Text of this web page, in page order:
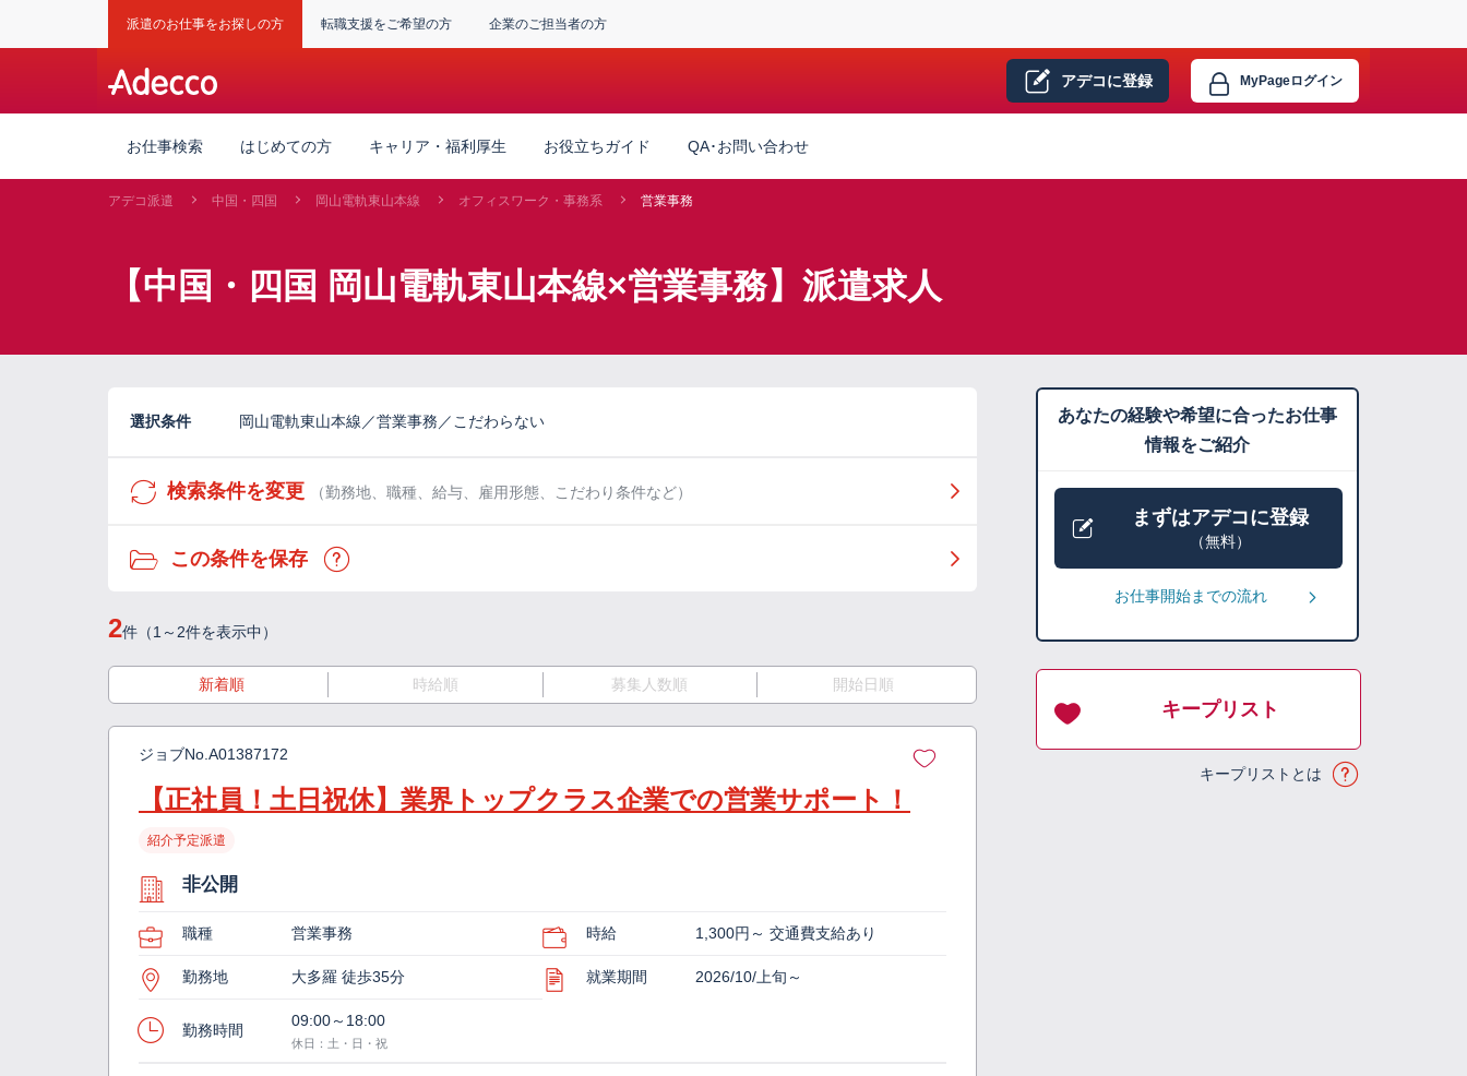
派遣のお仕事をお探しの方 転職支援をご希望の方 企業のご担当者の方
アデコに登録 MyPageログイン
お仕事検索 はじめての方 キャリア・福利厚生 お役立ちガイド QA･お問い合わせ
アデコ派遣 中国・四国 岡山電軌東山本線 オフィスワーク・事務系 営業事務
【中国・四国 岡山電軌東山本線×営業事務】派遣求人
選択条件 岡山電軌東山本線／営業事務／こだわらない
検索条件を変更 （勤務地、職種、給与、雇用形態、こだわり条件など）
この条件を保存
2件（1～2件を表示中）
新着順 時給順 募集人数順 開始日順
ジョブNo. A01387172
【正社員！土日祝休】業界トップクラス企業での営業サポート！
紹介予定派遣
非公開
職種 営業事務 時給 1,300円～ 交通費支給あり
勤務地 大多羅 徒歩35分 就業期間 2026/10/上旬～
勤務時間
09:00～18:00
休日：土・日・祝
あなたの経験や希望に合ったお仕事
情報をご紹介
まずはアデコに登録
（無料）
お仕事開始までの流れ
キープリスト
キープリストとは